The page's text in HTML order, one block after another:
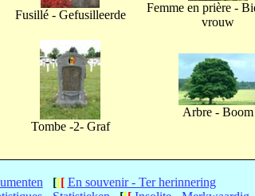
Fusillé - Gefusilleerde
Femme en prière -
vrouw
Tombe -2- Graf
Arbre - Boom
[[[ En souvenir - Ter herinnering